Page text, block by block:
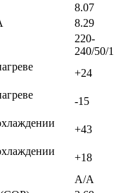
8.07
8.29
220-
240/50/1
+24
-15
+43
+18
A/A